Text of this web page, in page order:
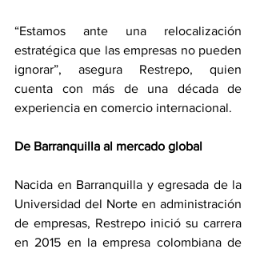
“Estamos ante una relocalización
estratégica que las empresas no pueden
ignorar”, asegura Restrepo, quien
cuenta con más de una década de
experiencia en comercio internacional.
De Barranquilla al mercado global
Nacida en Barranquilla y egresada de la
Universidad del Norte en administración
de empresas, Restrepo inició su carrera
en 2015 en la empresa colombiana de